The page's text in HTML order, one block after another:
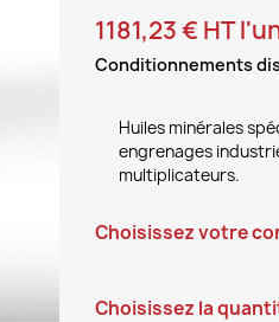
1181,23 € HT
Conditionnements
Huiles minérales
engrenages
multiplicateurs.
Choisissez votre
Choisissez la